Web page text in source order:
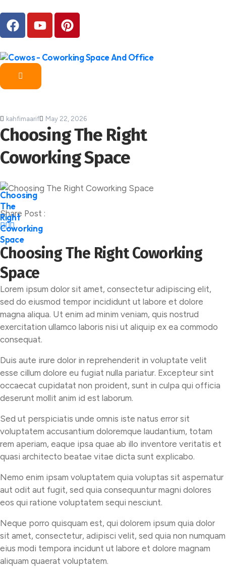
kahfimaarif May 22, 2026
Choosing The Right
Coworking Space
Share Post :
Choosing The Right Coworking
Space
Lorem ipsum dolor sit amet, consectetur adipiscing elit,
sed do eiusmod tempor incididunt ut labore et dolore
magna aliqua. Ut enim ad minim veniam, quis nostrud
exercitation ullamco laboris nisi ut aliquip ex ea commodo
consequat.
Duis aute irure dolor in reprehenderit in voluptate velit
esse cillum dolore eu fugiat nulla pariatur. Excepteur sint
occaecat cupidatat non proident, sunt in culpa qui officia
deserunt mollit anim id est laborum.
Sed ut perspiciatis unde omnis iste natus error sit
voluptatem accusantium doloremque laudantium, totam
rem aperiam, eaque ipsa quae ab illo inventore veritatis et
quasi architecto beatae vitae dicta sunt explicabo.
Nemo enim ipsam voluptatem quia voluptas sit aspernatur
aut odit aut fugit, sed quia consequuntur magni dolores
eos qui ratione voluptatem sequi nesciunt.
Neque porro quisquam est, qui dolorem ipsum quia dolor
sit amet, consectetur, adipisci velit, sed quia non numquam
eius modi tempora incidunt ut labore et dolore magnam
aliquam quaerat voluptatem.